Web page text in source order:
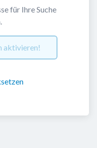
für Ihre Suche
aktivieren!